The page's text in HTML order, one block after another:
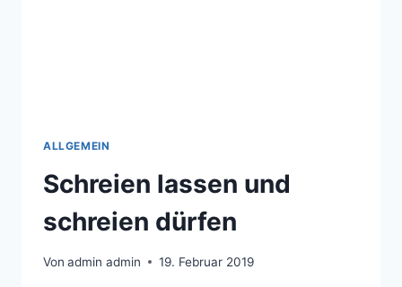
ALLGEMEIN
Schreien lassen und
schreien dürfen
Von admin admin 19. Februar 2019